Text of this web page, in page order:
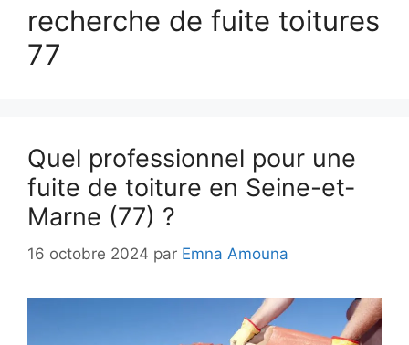
recherche de fuite toitures
77
Quel professionnel pour une
fuite de toiture en Seine-et-
Marne (77) ?
16 octobre 2024 par Emna Amouna